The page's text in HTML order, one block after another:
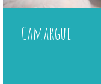
Camargue